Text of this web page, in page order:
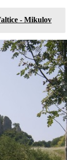
- Mikulov